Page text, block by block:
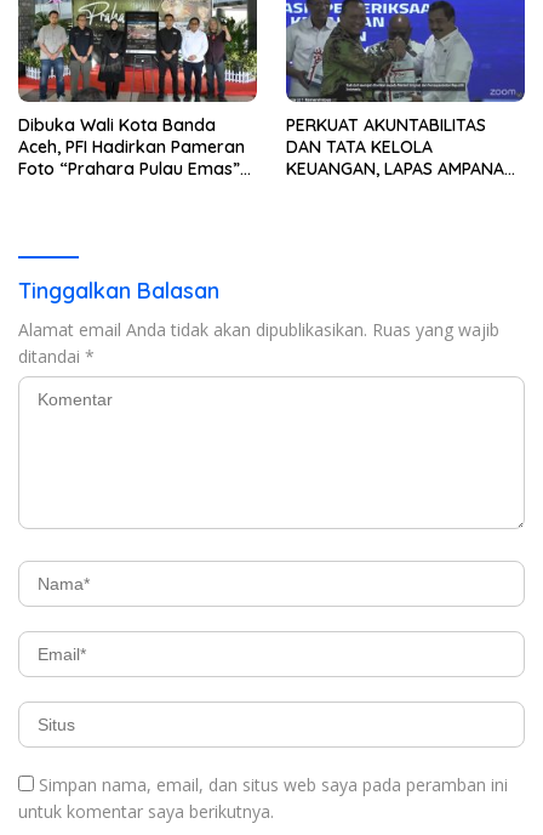
Dibuka Wali Kota Banda
Aceh, PFI Hadirkan Pameran
Foto “Prahara Pulau Emas”
PERKUAT AKUNTABILITAS
DAN TATA KELOLA
KEUANGAN, LAPAS AMPANA
Tinggalkan Balasan
Alamat email Anda tidak akan dipublikasikan. Ruas yang wajib
ditandai *
Simpan nama, email, dan situs web saya pada peramban ini
untuk komentar saya berikutnya.